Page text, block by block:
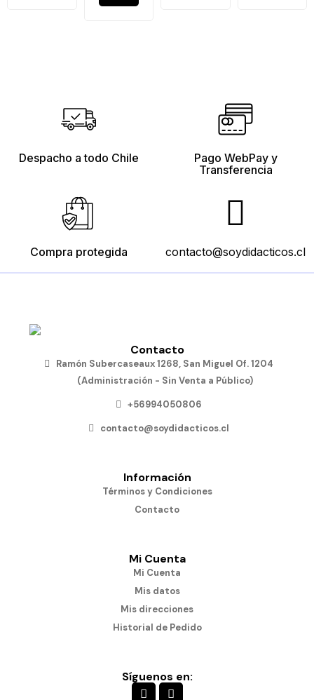
$12.790 Añadir Añadir
carro
Añadir
al
carro
Despacho a todo Chile
Pago WebPay y
Transferencia
Compra protegida contacto@soydidacticos.cl
Contacto
Ramón Subercaseaux 1268, San Miguel Of. 1204
(Administración - Sin Venta a Público)
+56994050806
contacto@soydidacticos.cl
Información
Términos y Condiciones
Contacto
Mi Cuenta
Mi Cuenta
Mis datos
Mis direcciones
Historial de Pedido
Síguenos en: